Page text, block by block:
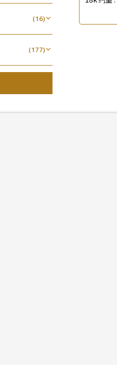
(100)
(26)
(4)
(12)
(35)
(20)
(16)
(146)
(8)
(8)
(27)
(15)
(8)
(16)
(16)
(177)
(30)